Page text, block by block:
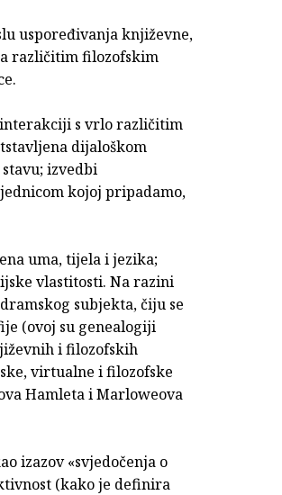
uspoređivanja književne,
različitim filozofskim
interakciji s vrlo različitim
dijaloškom
izvedbi
kojoj pripadamo,
uma, tijela i jezika;
vlastitosti. Na razini
subjekta, čiju se
(ovoj su genealogiji
i filozofskih
virtualne i filozofske
Hamleta i Marloweova
izazov «svjedočenja o
(kako je definira